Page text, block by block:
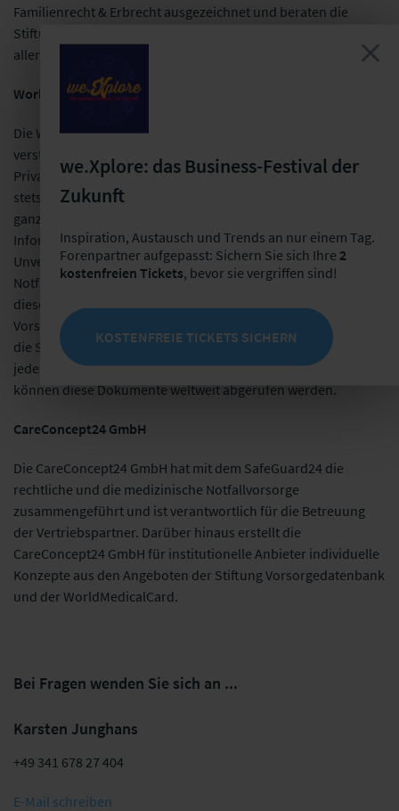
Familienrecht & Erbrecht ausgezeichnet und beraten die
Stiftung Vorsorgedatenbank und die CareConcept24 GmbH in
allen Fragen der rechtlichen Vorsorge.
WorldMedicalCard
Die WorldMedicalCard ist ein persönliches und international
verständliches medizinisches Notfallsystem und ermöglicht
Privatpersonen lebenswichtige medizinische Informationen
stets mit sich zu führen und sich gegenüber Ärzten auf der
ganzen Welt verständlich machen zu können. Neben
Informationen zu Diagnosen, Arzneimitteln,
Unverträglichkeiten und Allergien beinhaltet das
Notfallsystem der WorldMedicalCard auch einen Datensafe. In
diesem können die Vorsorgedokumente der Stiftung
Vorsorgedatenbank gespeichert werden. Über die Karte und
die Smartphone App steht die Information dazu ebenfalls
jederzeit zur Verfügung und über den Online-Notfallzugang
können diese Dokumente weltweit abgerufen werden.
CareConcept24 GmbH
Die CareConcept24 GmbH hat mit dem SafeGuard24 die
rechtliche und die medizinische Notfallvorsorge
zusammengeführt und ist verantwortlich für die Betreuung
der Vertriebspartner. Darüber hinaus erstellt die
CareConcept24 GmbH für institutionelle Anbieter individuelle
Konzepte aus den Angeboten der Stiftung Vorsorgedatenbank
und der WorldMedicalCard.
Bei Fragen wenden Sie sich an ...
Karsten Junghans
+49 341 678 27 404
E-Mail schreiben
we.Xplore: das Business-Festival der
Zukunft
Inspiration, Austausch und Trends an nur einem Tag.
Forenpartner aufgepasst: Sichern Sie sich Ihre 2
kostenfreien Tickets, bevor sie vergriffen sind!
KOSTENFREIE TICKETS SICHERN